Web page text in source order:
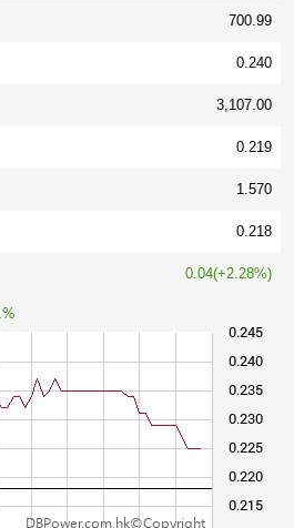
700.99
0.240
3,107.00
0.219
1.570
0.218
0.04(+2.28%)